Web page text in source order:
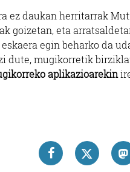
ez daukan herritarrak
goizetan, eta
egin beharko da
dute, mugikorretik
aplikazioarekin